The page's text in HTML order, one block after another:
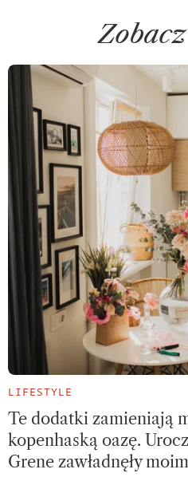
LIFESTYLE
Te dodatki zamieniają
kopenhaską oazę.
Grene zawładnęły